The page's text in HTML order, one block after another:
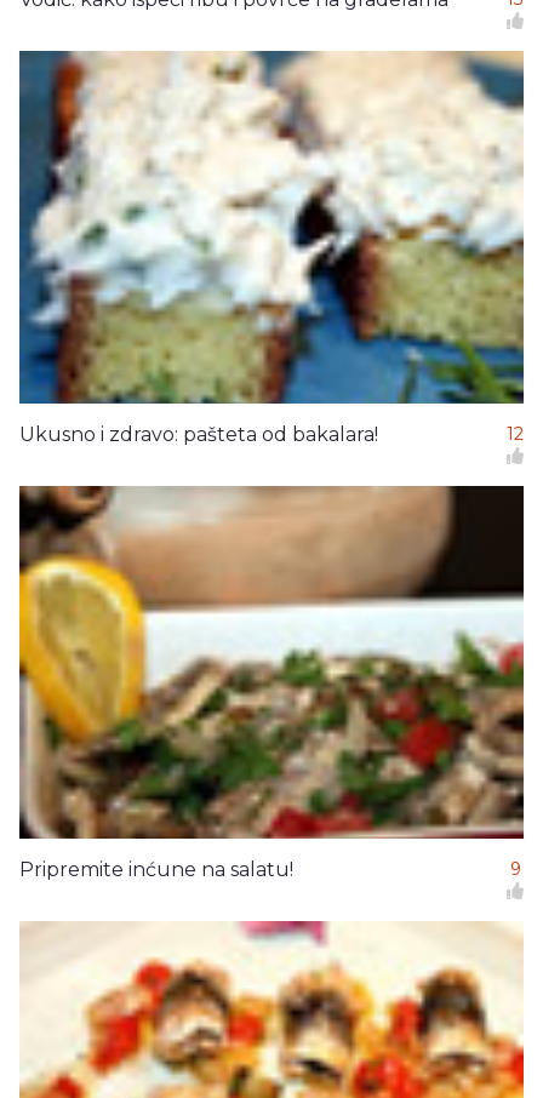
Ukusno i zdravo: pašteta od bakalara! 12
Pripremite inćune na salatu! 9